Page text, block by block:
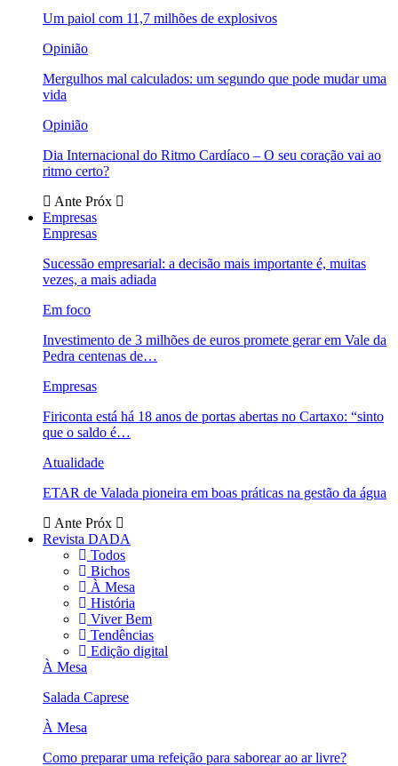
Um paiol com 11,7 milhões de explosivos
Opinião
Mergulhos mal calculados: um segundo que pode mudar uma
vida
Opinião
Dia Internacional do Ritmo Cardíaco – O seu coração vai ao
ritmo certo?
Ante Próx
Empresas
Empresas
Sucessão empresarial: a decisão mais importante é, muitas
vezes, a mais adiada
Em foco
Investimento de 3 milhões de euros promete gerar em Vale da
Pedra centenas de…
Empresas
Firiconta está há 18 anos de portas abertas no Cartaxo: “sinto
que o saldo é…
Atualidade
ETAR de Valada pioneira em boas práticas na gestão da água
Ante Próx
Revista DADA
Todos
Bichos
À Mesa
História
Viver Bem
Tendências
Edição digital
À Mesa
Salada Caprese
À Mesa
Como preparar uma refeição para saborear ao ar livre?